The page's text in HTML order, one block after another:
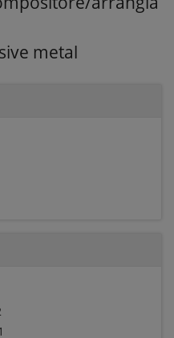
metal